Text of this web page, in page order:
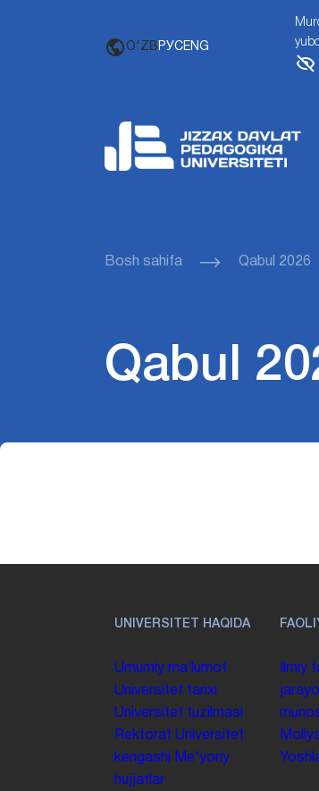
O'ZB РУСENG
Bosh sahifa Qabul 2026
Qabul
UNIVERSITET HAQIDA
Umumiy maʼlumot
Universitet tarixi
Universitet tuzilmasi
Rektorat Universitet
kengashi
Me'yoriy
hujjatlar
Ilmiy